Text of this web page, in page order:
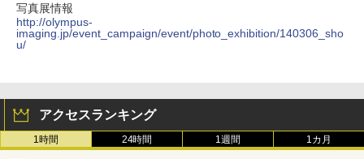
写真展情報
http://olympus-
imaging.jp/event_campaign/event/photo_exhibition/140306_sho
u/
アクセスランキング
1時間 24時間 1週間 1カ月